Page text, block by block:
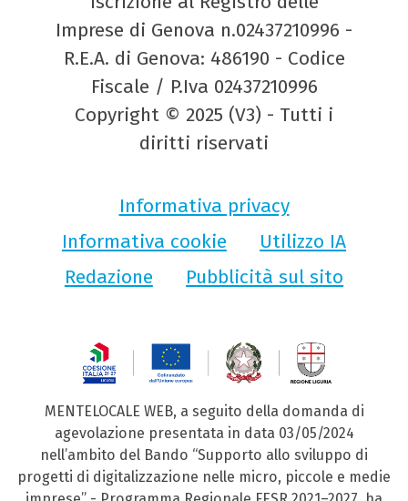
Imprese di Genova n.02437210996 -
R.E.A. di Genova: 486190 - Codice
Fiscale / P.Iva 02437210996
Copyright © 2025 (V3) - Tutti i
diritti riservati
Informativa privacy
Informativa cookie
Utilizzo IA
Redazione
Pubblicità sul sito
MENTELOCALE WEB, a seguito della domanda di
agevolazione presentata in data 03/05/2024
nell’ambito del Bando “Supporto allo sviluppo di
progetti di digitalizzazione nelle micro, piccole e medie